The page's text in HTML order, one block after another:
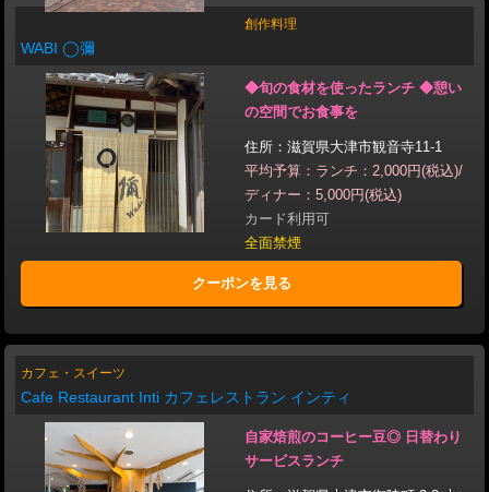
創作料理
WABI ◯彌
◆旬の食材を使ったランチ ◆憩い
の空間でお食事を
住所：滋賀県大津市観音寺11-1
平均予算：ランチ：2,000円(税込)/
ディナー：5,000円(税込)
カード利用可
全面禁煙
クーポンを見る
カフェ・スイーツ
Cafe Restaurant Inti カフェレストラン インティ
自家焙煎のコーヒー豆◎ 日替わり
サービスランチ